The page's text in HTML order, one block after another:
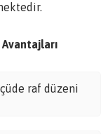
raf düzeni